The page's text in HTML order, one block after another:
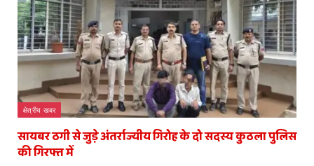
क्षेत्रीय खबर
सायबर ठगी से जुड़े अंतर्राज्यीय गिरोह के दो सदस्य कुठला पुलिस
की गिरफ्त में